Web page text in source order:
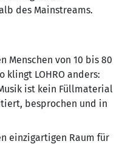
des Mainstreams.
Menschen von 10 bis 80
klingt LOHRO anders:
ist kein Füllmaterial
besprochen und in
einzigartigen Raum für